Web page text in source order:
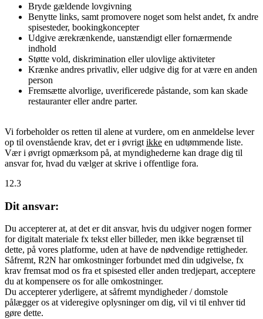
Bryde gældende lovgivning
Benytte links, samt promovere noget som helst andet, fx andre
spisesteder, bookingkoncepter
Udgive ærekrænkende, uanstændigt eller fornærmende
indhold
Støtte vold, diskrimination eller ulovlige aktiviteter
Krænke andres privatliv, eller udgive dig for at være en anden
person
Fremsætte alvorlige, uverificerede påstande, som kan skade
restauranter eller andre parter.
Vi forbeholder os retten til alene at vurdere, om en anmeldelse lever
op til ovenstående krav, det er i øvrigt ikke en udtømmende liste.
Vær i øvrigt opmærksom på, at myndighederne kan drage dig til
ansvar for, hvad du vælger at skrive i offentlige fora.
12.3
Dit ansvar:
Du accepterer at, at det er dit ansvar, hvis du udgiver nogen former
for digitalt materiale fx tekst eller billeder, men ikke begrænset til
dette, på vores platforme, uden at have de nødvendige rettigheder.
Såfremt, R2N har omkostninger forbundet med din udgivelse, fx
krav fremsat mod os fra et spisested eller anden tredjepart, acceptere
du at kompensere os for alle omkostninger.
Du accepterer yderligere, at såfremt myndigheder / domstole
pålægger os at videregive oplysninger om dig, vil vi til enhver tid
gøre dette.